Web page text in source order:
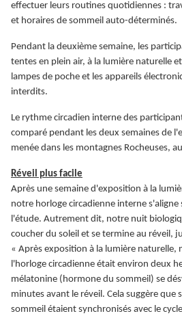
effectuer leurs routines quotidiennes :
et horaires de sommeil auto-déterminés.
Pendant la deuxième semaine, les
tentes en plein air, à la lumière naturelle
lampes de poche et les appareils
interdits.
Le rythme circadien interne des
comparé pendant les deux semaines de
menée dans les montagnes Rocheuses,
Réveil plus facile
Après une semaine d'exposition à la
notre horloge circadienne interne s'aligne
l'étude. Autrement dit, notre nuit
coucher du soleil et se termine au réveil,
« Après exposition à la lumière naturelle,
l'horloge circadienne était environ deux
mélatonine (hormone du sommeil) se
minutes avant le réveil. Cela suggère que
sommeil étaient synchronisés avec le